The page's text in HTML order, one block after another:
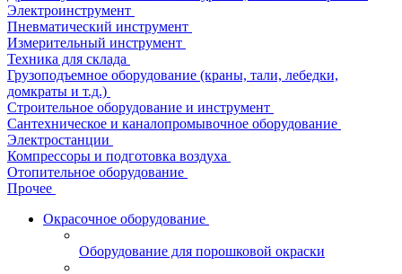
Электроинструмент
Пневматический инструмент
Измерительный инструмент
Техника для склада
Грузоподъемное оборудование (краны, тали, лебедки,
домкраты и т.д.)
Строительное оборудование и инструмент
Сантехническое и каналопромывочное оборудование
Электростанции
Компрессоры и подготовка воздуха
Отопительное оборудование
Прочее
Окрасочное оборудование
Оборудование для порошковой окраски